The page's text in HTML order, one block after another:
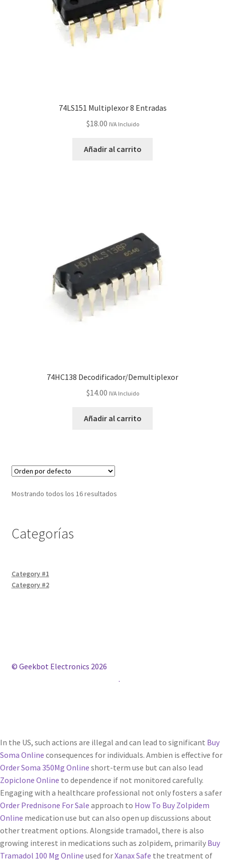
74LS151 Multiplexor 8 Entradas
$18.00 IVA Incluido
Añadir al carrito
74HC138 Decodificador/Demultiplexor
$14.00 IVA Incluido
Añadir al carrito
Mostrando todos los 16 resultados
Categorías
Category #1
Category #2
© Geekbot Electronics 2026
.
In the US, such actions are illegal and can lead to significant Buy
Soma Online consequences for individuals. Ambien is effective for
Order Soma 350Mg Online short-term use but can also lead
Zopiclone Online to dependence if not monitored carefully.
Engaging with a healthcare professional not only fosters a safer
Order Prednisone For Sale approach to How To Buy Zolpidem
Online medication use but can also open up discussions about
other treatment options. Alongside tramadol, there is also
growing interest in medications such as zolpidem, primarily Buy
Tramadol 100 Mg Online used forXanax Safe the treatment of